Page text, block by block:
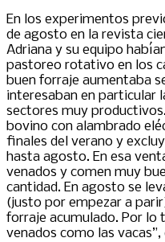
En los experimentos
de agosto en la revista
Adriana y su equipo
pastoreo rotativo en los
buen forraje aumentaba
interesaban en particular
sectores muy
bovino con alambrado
finales del verano y
hasta agosto. En esa
venados y comen muy
cantidad. En agosto se
(justo por empezar a
forraje acumulado. Por
venados como las